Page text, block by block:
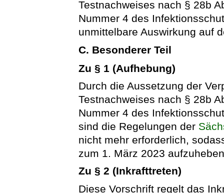
Testnachweises nach § 28b
Nummer 4 des
unmittelbare Auswirkung auf
C. Besonderer Teil
Zu § 1 (Aufhebung)
Durch die Aussetzung der
Testnachweises nach § 28b
Nummer 4 des
sind die Regelungen der
nicht mehr erforderlich,
zum 1. März 2023
Zu § 2 (Inkrafttreten)
Diese Vorschrift regelt das